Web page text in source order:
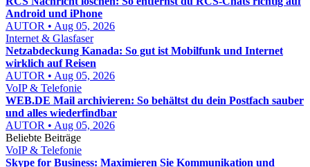
Android und iPhone
AUTOR • Aug 05, 2026
Internet & Glasfaser
Netzabdeckung Kanada: So gut ist Mobilfunk und Internet
wirklich auf Reisen
AUTOR • Aug 05, 2026
VoIP & Telefonie
WEB.DE Mail archivieren: So behältst du dein Postfach sauber
und alles wiederfindbar
AUTOR • Aug 05, 2026
Beliebte Beiträge
VoIP & Telefonie
Skype for Business: Maximieren Sie Kommunikation und